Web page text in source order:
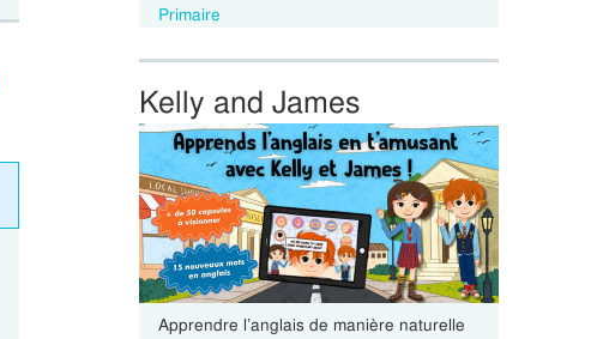
Primaire
Kelly and James
Apprendre l’anglais de manière naturelle